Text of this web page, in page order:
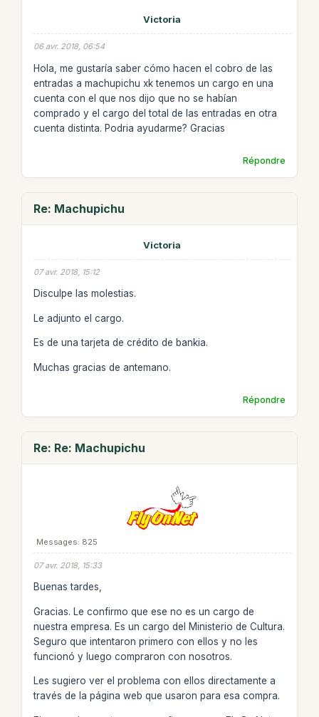
Victoria
06 avr. 2018, 06:54
Hola, me gustaría saber cómo hacen el cobro de las
entradas a machupichu xk tenemos un cargo en una
cuenta con el que nos dijo que no se habían
comprado y el cargo del total de las entradas en otra
cuenta distinta. Podria ayudarme? Gracias
Répondre
Re: Machupichu
Victoria
07 avr. 2018, 15:12
Disculpe las molestias.
Le adjunto el cargo.
Es de una tarjeta de crédito de bankia.
Muchas gracias de antemano.
Répondre
Re: Re: Machupichu
Messages: 825
07 avr. 2018, 15:33
Buenas tardes,
Gracias. Le confirmo que ese no es un cargo de
nuestra empresa. Es un cargo del Ministerio de Cultura.
Seguro que intentaron primero con ellos y no les
funcionó y luego compraron con nosotros.
Les sugiero ver el problema con ellos directamente a
través de la página web que usaron para esa compra.